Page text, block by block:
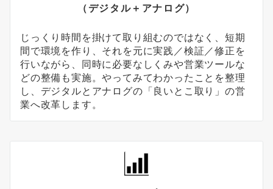
（デジタル＋アナログ）
じっくり時間を掛けて取り組むのではなく、短期
間で環境を作り、それを元に実践／検証／修正を
行いながら、同時に必要なしくみや営業ツールな
どの整備も実施。やってみてわかったことを整理
し、デジタルとアナログの「良いとこ取り」の営
業へ改革します。